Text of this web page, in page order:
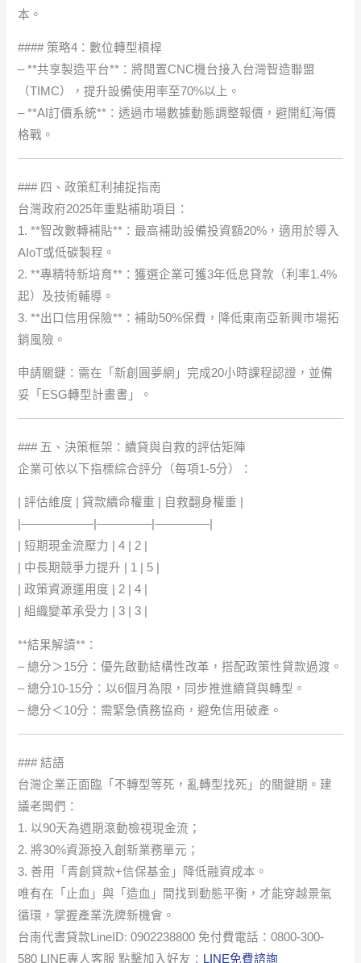
本。
#### 策略4：數位轉型槓桿
– **共享製造平台**：將閒置CNC機台接入台灣智造聯盟
（TIMC），提升設備使用率至70%以上。
– **AI訂價系統**：透過市場數據動態調整報價，避開紅海價
格戰。
### 四、政策紅利捕捉指南
台灣政府2025年重點補助項目：
1. **智改數轉補貼**：最高補助設備投資額20%，適用於導入
AIoT或低碳製程。
2. **專精特新培育**：獲選企業可獲3年低息貸款（利率1.4%
起）及技術輔導。
3. **出口信用保險**：補助50%保費，降低東南亞新興市場拓
銷風險。
申請關鍵：需在「新創圓夢網」完成20小時課程認證，並備
妥「ESG轉型計畫書」。
### 五、決策框架：續貸與自救的評估矩陣
企業可依以下指標綜合評分（每項1-5分）：
| 評估維度 | 貸款續命權重 | 自救翻身權重 |
|——————|————–|————–|
| 短期現金流壓力 | 4 | 2 |
| 中長期競爭力提升 | 1 | 5 |
| 政策資源運用度 | 2 | 4 |
| 組織變革承受力 | 3 | 3 |
**結果解讀**：
– 總分＞15分：優先啟動結構性改革，搭配政策性貸款過渡。
– 總分10-15分：以6個月為限，同步推進續貸與轉型。
– 總分＜10分：需緊急債務協商，避免信用破產。
### 結語
台灣企業正面臨「不轉型等死，亂轉型找死」的關鍵期。建
議老闆們：
1. 以90天為週期滾動檢視現金流；
2. 將30%資源投入創新業務單元；
3. 善用「青創貸款+信保基金」降低融資成本。
唯有在「止血」與「造血」間找到動態平衡，才能穿越景氣
循環，掌握產業洗牌新機會。
台南代書貸款LineID: 0902238800 免付費電話：0800-300-
580 LINE專人客服 點擊加入好友： LINE免費諮詢